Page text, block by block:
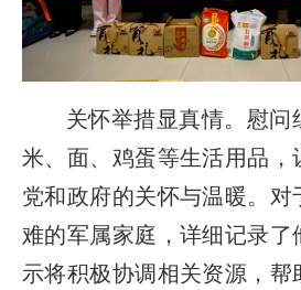
关怀举措显真情。慰问
米、面、鸡蛋等生活用品，
党和政府的关怀与温暖。对
难的军属家庭，详细记录了
示将积极协调相关资源，帮